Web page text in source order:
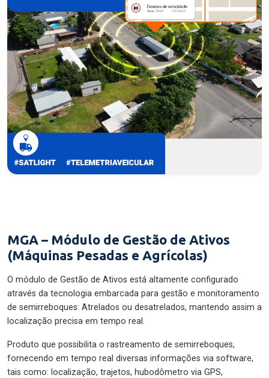
MGA – Módulo de Gestão de Ativos
(Máquinas Pesadas e Agrícolas)
O módulo de Gestão de Ativos está altamente configurado
através da tecnologia embarcada para gestão e monitoramento
de semirreboques: Atrelados ou desatrelados, mantendo assim a
localização precisa em tempo real.
Produto que possibilita o rastreamento de semirreboques,
fornecendo em tempo real diversas informações via software,
tais como: localização, trajetos, hubodômetro via GPS,